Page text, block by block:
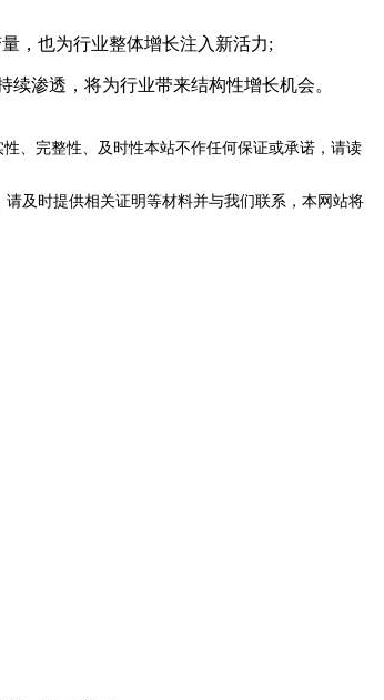
，也为行业整体增长注入新活力;
渗透，将为行业带来结构性增长机会。
、完整性、及时性本站不作任何保证或承诺，请读
及时提供相关证明等材料并与我们联系，本网站将